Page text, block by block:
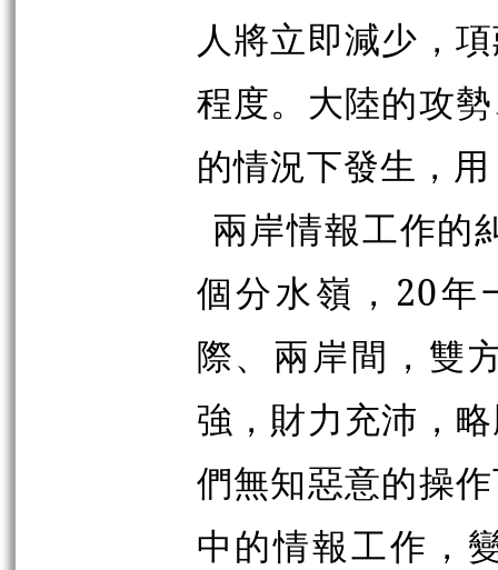
人將立即減少，
程度。大陸的攻
的情況下發生，
兩岸情報工作的
個分水嶺，20年
際、兩岸間，雙
強，財力充沛，
們無知惡意的操
中的情報工作，